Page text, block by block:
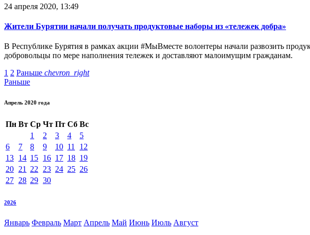
24 апреля 2020, 13:49
Жители Бурятии начали получать продуктовые наборы из «тележек добра»
В Республике Бурятия в рамках акции #МыВместе волонтеры начали развозить
добровольцы по мере наполнения тележек и доставляют малоимущим гражданам.
1 2 Раньше chevron_right
Раньше
Апрель 2020 года
Пн Вт Ср Чт Пт Сб Вс
1
2 3 4
5
6
7 8 9 10 11
12
13 14 15 16 17 18 19
20 21 22 23 24 25 26
27 28 29 30
2026
Январь Февраль Март Апрель Май Июнь Июль Август